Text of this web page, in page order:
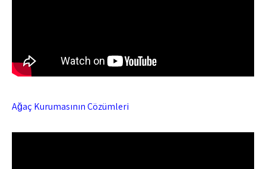
Ağaç Kurumasının Çözümleri